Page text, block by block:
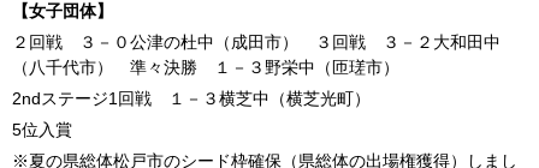
【女子団体】
２回戦 ３－０公津の杜中（成田市） ３回戦 ３－２大和田中
（八千代市） 準々決勝 １－３野栄中（匝瑳市）
2ndステージ1回戦 １－３横芝中（横芝光町）
5位入賞
※夏の県総体松戸市のシード枠確保（県総体の出場権獲得）しまし